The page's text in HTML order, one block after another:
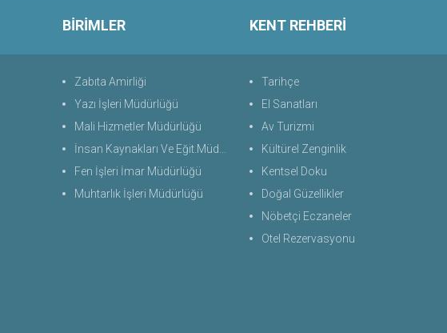
BİRİMLER
Zabıta Amirliği
Yazı İşleri Müdürlüğü
Mali Hizmetler Müdürlüğü
İnsan Kaynakları Ve Eğit.Müdürlüğü
Fen İşleri İmar Müdürlüğü
Muhtarlık İşleri Müdürlüğü
KENT REHBERİ
Tarihçe
El Sanatları
Av Turizmi
Kültürel Zenginlik
Kentsel Doku
Doğal Güzellikler
Nöbetçi Eczaneler
Otel Rezervasyonu